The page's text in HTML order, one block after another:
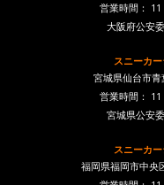
営業時間：
大阪府公安
スニーカ
宮城県仙台市青
営業時間：
宮城県公安
スニーカ
福岡県福岡市中央